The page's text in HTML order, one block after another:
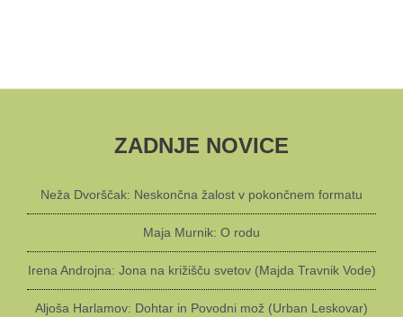
ZADNJE NOVICE
Neža Dvorščak: Neskončna žalost v pokončnem formatu
Maja Murnik: O rodu
Irena Androjna: Jona na križišču svetov (Majda Travnik Vode)
Aljoša Harlamov: Dohtar in Povodni mož (Urban Leskovar)